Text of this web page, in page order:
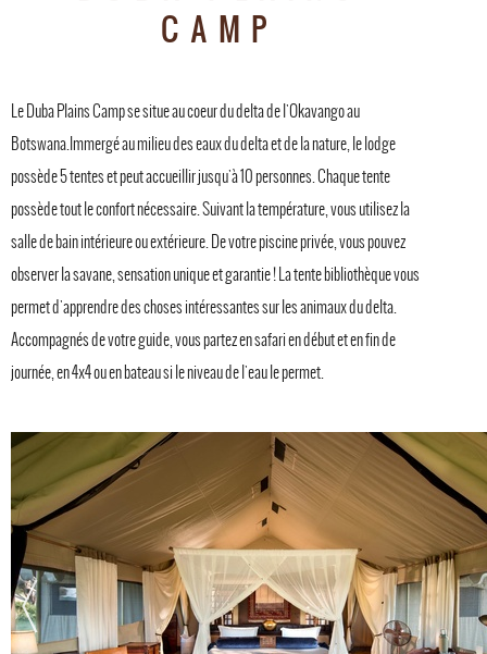
CAMP
Le Duba Plains Camp se situe au coeur du delta de l'Okavango au
Botswana.Immergé au milieu des eaux du delta et de la nature, le lodge
possède 5 tentes et peut accueillir jusqu'à 10 personnes. Chaque tente
possède tout le confort nécessaire. Suivant la température, vous utilisez la
salle de bain intérieure ou extérieure. De votre piscine privée, vous pouvez
observer la savane, sensation unique et garantie ! La tente bibliothèque vous
permet d'apprendre des choses intéressantes sur les animaux du delta.
Accompagnés de votre guide, vous partez en safari en début et en fin de
journée, en 4x4 ou en bateau si le niveau de l'eau le permet.